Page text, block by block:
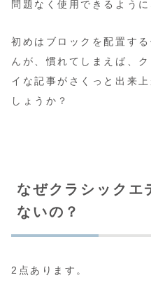
問題なく使用できるように
初めはブロックを配置す
んが、慣れてしまえば、
イな記事がさくっと出来
しょうか？
なぜクラシックエ
ないの？
2点あります。